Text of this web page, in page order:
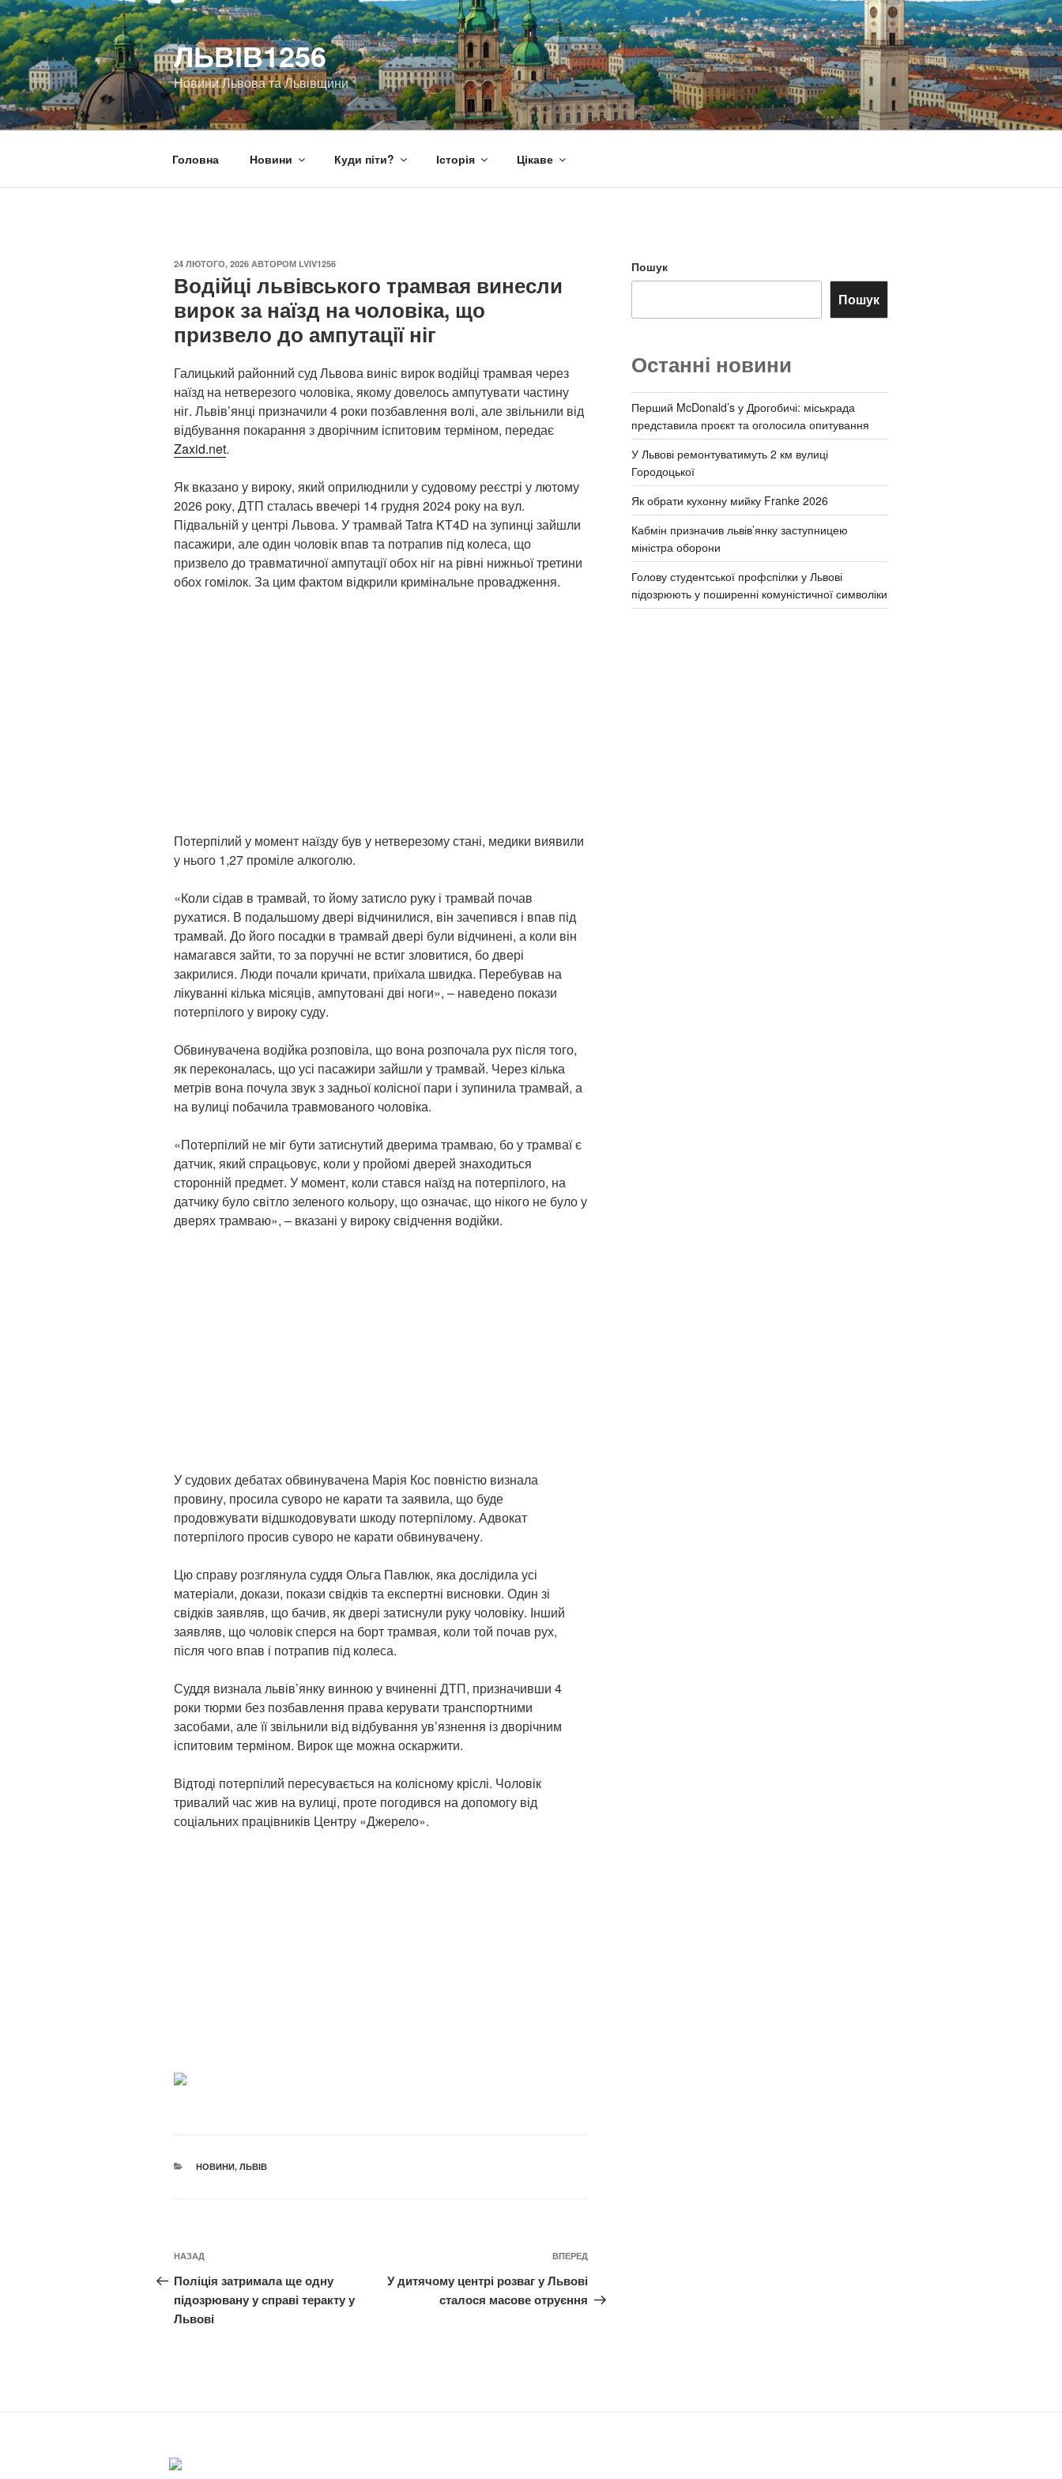
Перейти
до
вмісту
ЛЬВІВ1256
Новини Львова та Львівщини
Головна Новини Куди піти? Історія Цікаве
ОПУБЛІКОВАНО
24 ЛЮТОГО, 2026 АВТОРОМ LVIV1256
Водійці львівського трамвая винесли
вирок за наїзд на чоловіка, що
призвело до ампутації ніг
Галицький районний суд Львова виніс вирок водійці трамвая через
наїзд на нетверезого чоловіка, якому довелось ампутувати частину
ніг. Львів’янці призначили 4 роки позбавлення волі, але звільнили від
відбування покарання з дворічним іспитовим терміном, передає
Zaxid.net.
Як вказано у вироку, який оприлюднили у судовому реєстрі у лютому
2026 року, ДТП сталась ввечері 14 грудня 2024 року на вул.
Підвальній у центрі Львова. У трамвай Tatra KT4D на зупинці зайшли
пасажири, але один чоловік впав та потрапив під колеса, що
призвело до травматичної ампутації обох ніг на рівні нижньої третини
обох гомілок. За цим фактом відкрили кримінальне провадження.
Потерпілий у момент наїзду був у нетверезому стані, медики виявили
у нього 1,27 проміле алкоголю.
«Коли сідав в трамвай, то йому затисло руку і трамвай почав
рухатися. В подальшому двері відчинилися, він зачепився і впав під
трамвай. До його посадки в трамвай двері були відчинені, а коли він
намагався зайти, то за поручні не встиг зловитися, бо двері
закрилися. Люди почали кричати, приїхала швидка. Перебував на
лікуванні кілька місяців, ампутовані дві ноги», – наведено покази
потерпілого у вироку суду.
Обвинувачена водійка розповіла, що вона розпочала рух після того,
як переконалась, що усі пасажири зайшли у трамвай. Через кілька
метрів вона почула звук з задньої колісної пари і зупинила трамвай, а
на вулиці побачила травмованого чоловіка.
«Потерпілий не міг бути затиснутий дверима трамваю, бо у трамваї є
датчик, який спрацьовує, коли у пройомі дверей знаходиться
сторонній предмет. У момент, коли стався наїзд на потерпілого, на
датчику було світло зеленого кольору, що означає, що нікого не було у
дверях трамваю», – вказані у вироку свідчення водійки.
У судових дебатах обвинувачена Марія Кос повністю визнала
провину, просила суворо не карати та заявила, що буде
продовжувати відшкодовувати шкоду потерпілому. Адвокат
потерпілого просив суворо не карати обвинувачену.
Цю справу розглянула суддя Ольга Павлюк, яка дослідила усі
матеріали, докази, покази свідків та експертні висновки. Один зі
свідків заявляв, що бачив, як двері затиснули руку чоловіку. Інший
заявляв, що чоловік сперся на борт трамвая, коли той почав рух,
після чого впав і потрапив під колеса.
Суддя визнала львів’янку винною у вчиненні ДТП, призначивши 4
роки тюрми без позбавлення права керувати транспортними
засобами, але її звільнили від відбування ув’язнення із дворічним
іспитовим терміном. Вирок ще можна оскаржити.
Відтоді потерпілий пересувається на колісному кріслі. Чоловік
тривалий час жив на вулиці, проте погодився на допомогу від
соціальних працівників Центру «Джерело».
КАТЕГОРІЇ
НОВИНИ, ЛЬВІВ
Навігація
записів
Попередній
запис:
НАЗАД
Поліція затримала ще одну
підозрювану у справі теракту у
Львові
Наступний
ВПЕРЕД
У дитячому центрі розваг у Львові
сталося масове отруєння
Пошук
Пошук
Останні новини
Перший McDonald’s у Дрогобичі: міськрада
представила проєкт та оголосила опитування
У Львові ремонтуватимуть 2 км вулиці
Городоцької
Як обрати кухонну мийку Franke 2026
Кабмін призначив львів’янку заступницею
міністра оборони
Голову студентської профспілки у Львові
підозрюють у поширенні комуністичної символіки